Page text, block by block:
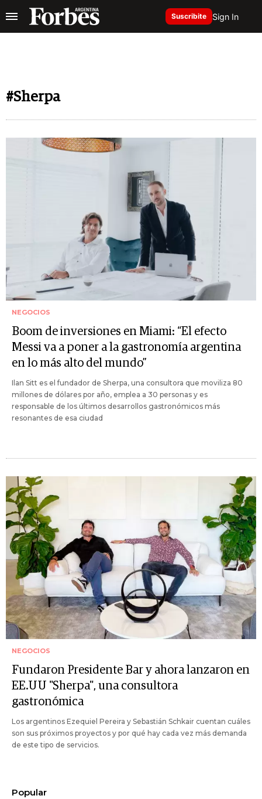
Suscribite Sign In
#Sherpa
NEGOCIOS
Boom de inversiones en Miami: “El efecto
Messi va a poner a la gastronomía argentina
en lo más alto del mundo”
Ilan Sitt es el fundador de Sherpa, una consultora que moviliza 80
millones de dólares por año, emplea a 30 personas y es
responsable de los últimos desarrollos gastronómicos más
resonantes de esa ciudad
NEGOCIOS
Fundaron Presidente Bar y ahora lanzaron en
EE.UU "Sherpa", una consultora
gastronómica
Los argentinos Ezequiel Pereira y Sebastián Schkair cuentan cuáles
son sus próximos proyectos y por qué hay cada vez más demanda
de este tipo de servicios.
Popular